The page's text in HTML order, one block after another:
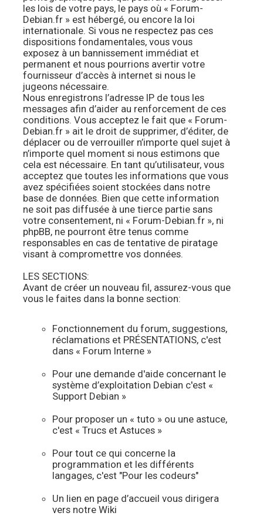
les lois de votre pays, le pays où « Forum-
Debian.fr » est hébergé, ou encore la loi
internationale. Si vous ne respectez pas ces
dispositions fondamentales, vous vous
exposez à un bannissement immédiat et
permanent et nous pourrions avertir votre
fournisseur d’accès à internet si nous le
jugeons nécessaire.
Nous enregistrons l’adresse IP de tous les
messages afin d’aider au renforcement de ces
conditions. Vous acceptez le fait que « Forum-
Debian.fr » ait le droit de supprimer, d’éditer, de
déplacer ou de verrouiller n’importe quel sujet à
n’importe quel moment si nous estimons que
cela est nécessaire. En tant qu’utilisateur, vous
acceptez que toutes les informations que vous
avez spécifiées soient stockées dans notre
base de données. Bien que cette information
ne soit pas diffusée à une tierce partie sans
votre consentement, ni « Forum-Debian.fr », ni
phpBB, ne pourront être tenus comme
responsables en cas de tentative de piratage
visant à compromettre vos données.
LES SECTIONS:
Avant de créer un nouveau fil, assurez-vous que
vous le faites dans la bonne section:
Fonctionnement du forum, suggestions,
réclamations et PRÉSENTATIONS, c'est
dans « Forum Interne »
Pour une demande d'aide concernant le
système d’exploitation Debian c'est «
Support Debian »
Pour proposer un « tuto » ou une astuce,
c'est « Trucs et Astuces »
Pour tout ce qui concerne la
programmation et les différents
langages, c'est "Pour les codeurs"
Un lien en page d’accueil vous dirigera
vers notre Wiki